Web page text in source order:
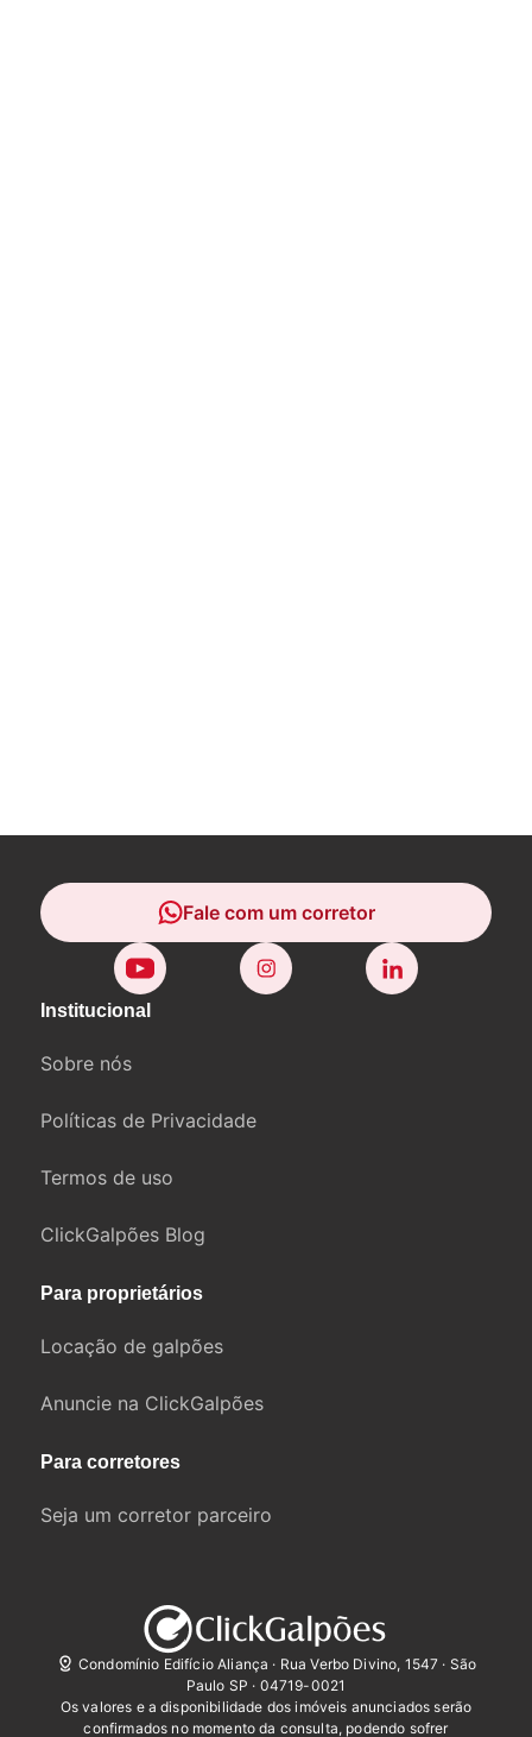
Institucional
Sobre nós
Políticas de Privacidade
Termos de uso
ClickGalpões Blog
Para proprietários
Locação de galpões
Anuncie na ClickGalpões
Para corretores
Seja um corretor parceiro
Fale com um corretor
Condomínio Edifício Aliança · Rua Verbo Divino, 1547 · São
Paulo SP · 04719-0021
Os valores e a disponibilidade dos imóveis anunciados serão
confirmados no momento da consulta, podendo sofrer